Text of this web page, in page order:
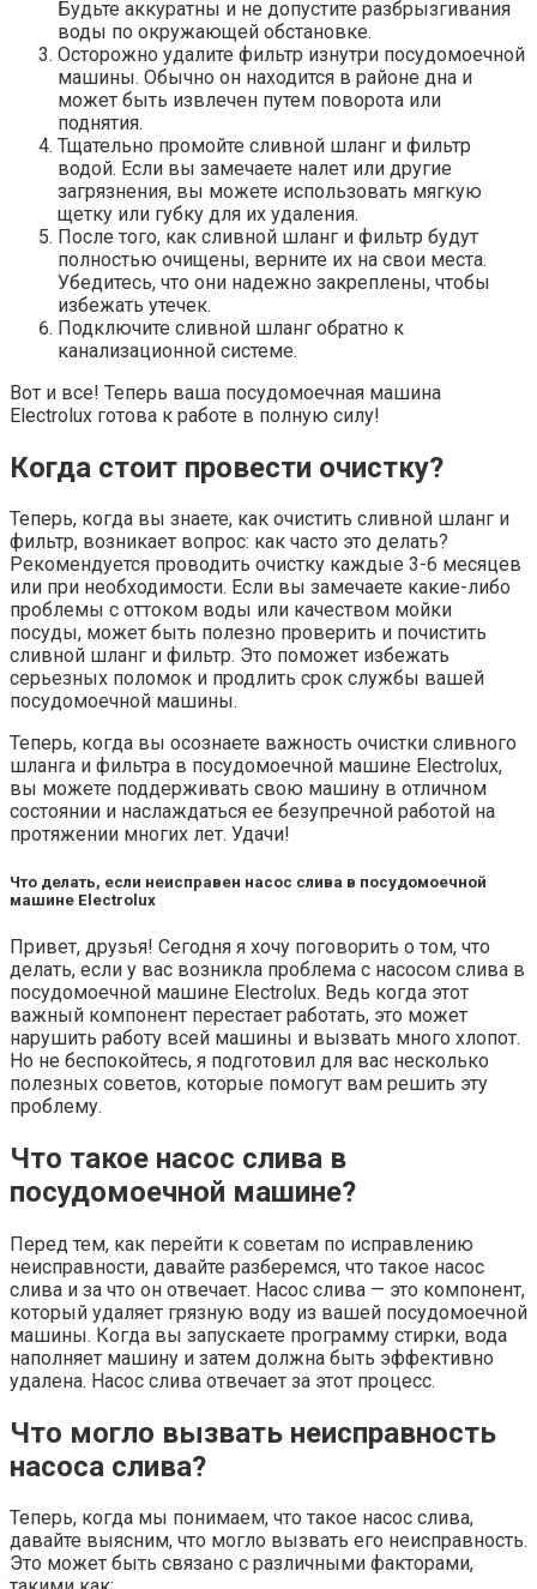
Будьте аккуратны и не допустите разбрызгивания
воды по окружающей обстановке.
Осторожно удалите фильтр изнутри посудомоечной
машины. Обычно он находится в районе дна и
может быть извлечен путем поворота или
поднятия.
Тщательно промойте сливной шланг и фильтр
водой. Если вы замечаете налет или другие
загрязнения, вы можете использовать мягкую
щетку или губку для их удаления.
После того, как сливной шланг и фильтр будут
полностью очищены, верните их на свои места.
Убедитесь, что они надежно закреплены, чтобы
избежать утечек.
Подключите сливной шланг обратно к
канализационной системе.
Вот и все! Теперь ваша посудомоечная машина
Electrolux готова к работе в полную силу!
Когда стоит провести очистку?
Теперь, когда вы знаете, как очистить сливной шланг и
фильтр, возникает вопрос: как часто это делать?
Рекомендуется проводить очистку каждые 3-6 месяцев
или при необходимости. Если вы замечаете какие-либо
проблемы с оттоком воды или качеством мойки
посуды, может быть полезно проверить и почистить
сливной шланг и фильтр. Это поможет избежать
серьезных поломок и продлить срок службы вашей
посудомоечной машины.
Теперь, когда вы осознаете важность очистки сливного
шланга и фильтра в посудомоечной машине Electrolux,
вы можете поддерживать свою машину в отличном
состоянии и наслаждаться ее безупречной работой на
протяжении многих лет. Удачи!
Что делать, если неисправен насос слива в посудомоечной
машине Electrolux
Привет, друзья! Сегодня я хочу поговорить о том, что
делать, если у вас возникла проблема с насосом слива в
посудомоечной машине Electrolux. Ведь когда этот
важный компонент перестает работать, это может
нарушить работу всей машины и вызвать много хлопот.
Но не беспокойтесь, я подготовил для вас несколько
полезных советов, которые помогут вам решить эту
проблему.
Что такое насос слива в
посудомоечной машине?
Перед тем, как перейти к советам по исправлению
неисправности, давайте разберемся, что такое насос
слива и за что он отвечает. Насос слива — это компонент,
который удаляет грязную воду из вашей посудомоечной
машины. Когда вы запускаете программу стирки, вода
наполняет машину и затем должна быть эффективно
удалена. Насос слива отвечает за этот процесс.
Что могло вызвать неисправность
насоса слива?
Теперь, когда мы понимаем, что такое насос слива,
давайте выясним, что могло вызвать его неисправность.
Это может быть связано с различными факторами,